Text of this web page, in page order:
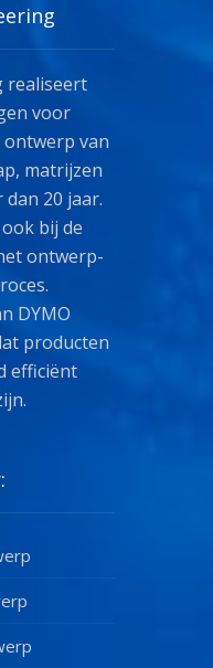
realiseert
voor
van
matrijzen
dan 20 jaar.
bij de
ontwerp-
DYMO
producten
efficiënt